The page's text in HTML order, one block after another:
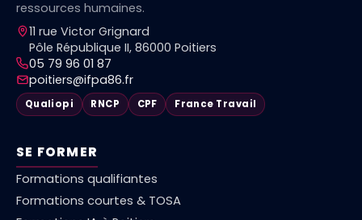
ressources humaines.
11 rue Victor Grignard
Pôle République II, 86000 Poitiers
05 79 96 01 87
poitiers@ifpa86.fr
Qualiopi RNCP CPF France Travail
SE FORMER
Formations qualifiantes
Formations courtes & TOSA